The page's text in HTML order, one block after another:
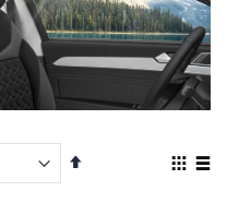
Ver
como